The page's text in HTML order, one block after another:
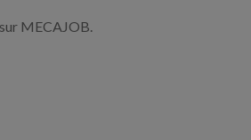
MECAJOB.